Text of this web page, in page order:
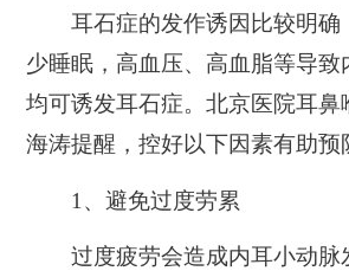
耳石症的发作诱因比较明确
少睡眠，高血压、高血脂等导致
均可诱发耳石症。北京医院耳鼻
海涛提醒，控好以下因素有助预
1、避免过度劳累
过度疲劳会造成内耳小动脉